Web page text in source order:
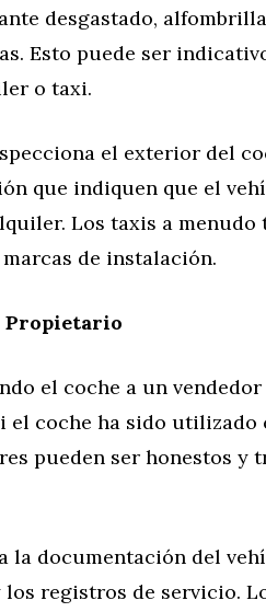
desgastado,
Esto puede ser
o taxi.
el exterior del
que indiquen que el
Los taxis a menudo
de instalación.
Propietario
el coche a un
el coche ha sido utilizado
pueden ser honestos y
la documentación del
registros de servicio.